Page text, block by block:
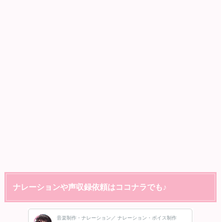
ナレーションや声収録依頼はココナラでも♪